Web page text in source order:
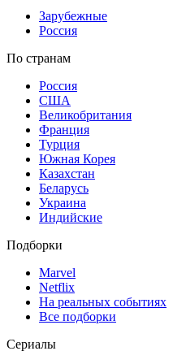
Зарубежные
Россия
По странам
Россия
США
Великобритания
Франция
Турция
Южная Корея
Казахстан
Беларусь
Украина
Индийские
Подборки
Marvel
Netflix
На реальных событиях
Все подборки
Сериалы